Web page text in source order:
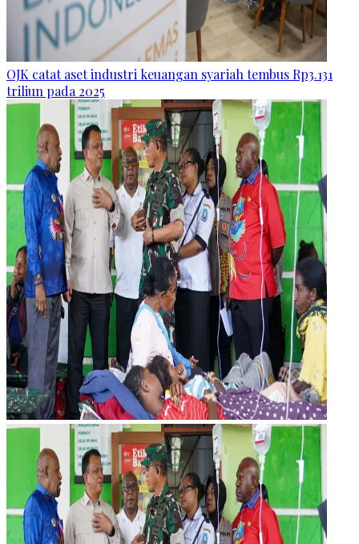
OJK catat aset industri keuangan syariah tembus Rp3.131
triliun pada 2025